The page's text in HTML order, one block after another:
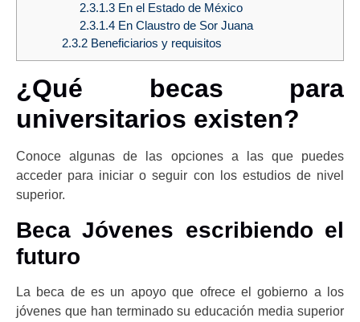
2.3.1.3 En el Estado de México
2.3.1.4 En Claustro de Sor Juana
2.3.2Beneficiarios y requisitos
¿Qué becas para
universitarios existen?
Conoce algunas de las opciones a las que puedes
acceder para iniciar o seguir con los estudios de nivel
superior.
Beca Jóvenes escribiendo el
futuro
La beca de es un apoyo que ofrece el gobierno a los
jóvenes que han terminado su educación media superior